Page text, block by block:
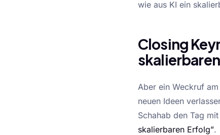
wie aus KI ein
Closing
Aber ein Weckruf
neuen Ideen
Schahab den Tag
skalierbaren Erfolg”.